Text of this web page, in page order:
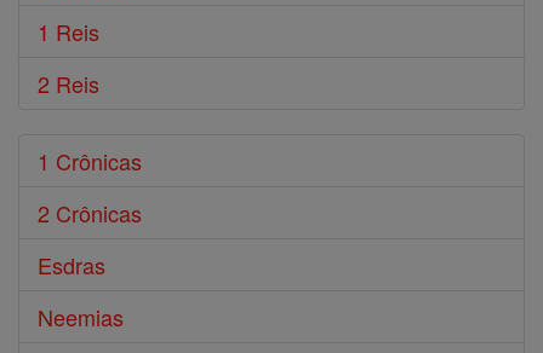
1 Reis
2 Reis
1 Crônicas
2 Crônicas
Esdras
Neemias